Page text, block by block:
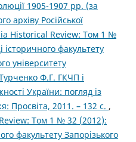
1905-1907 рр. (за
архіву Російської
Historical Review: Том 1 №
історичного факультету
університету
Ф.Г. ГКЧП і
України: погляд із
Просвіта, 2011. – 132 с. ,
Том 1 № 32 (2012):
факультету Запорізького